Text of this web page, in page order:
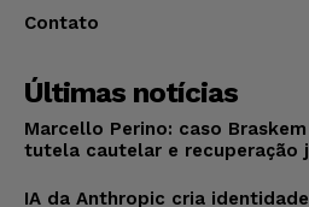
Contato
Últimas notícias
Marcello Perino: caso
tutela cautelar e recuperação
IA da Anthropic cria